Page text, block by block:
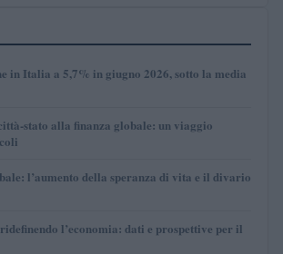
in Italia a 5,7% in giugno 2026, sotto la media
stato alla finanza globale: un viaggio
l’aumento della speranza di vita e il divario
l’economia: dati e prospettive per il